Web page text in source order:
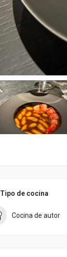
Tipo de cocina
Cocina de autor